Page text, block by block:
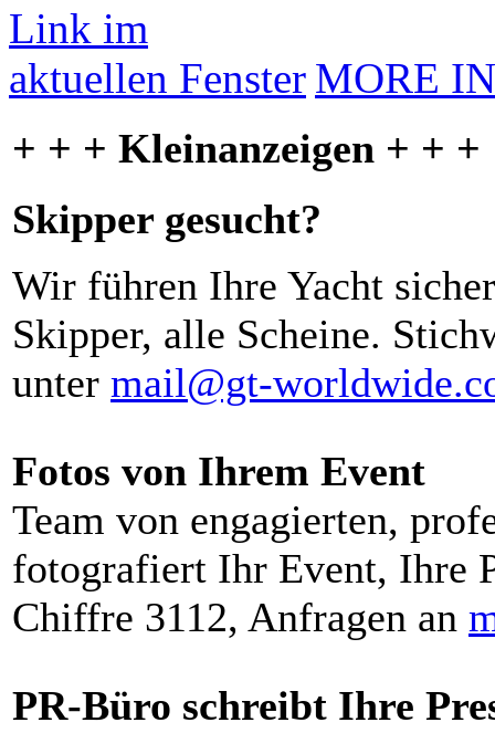
MORE
+ + + Kleinanzeigen + + +
Skipper gesucht?
Wir führen Ihre Yacht
Skipper, alle Scheine.
unter mail@gt-
Fotos von Ihrem Event
Team von engagierten,
fotografiert Ihr Event, Ihre
Chiffre 3112, Anfragen an
PR-Büro schreibt Ihre